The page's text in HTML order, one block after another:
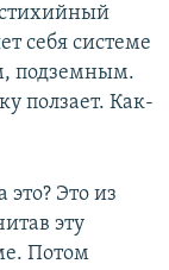
себя системе
подземным.
ползает. Как-
Это из
эту
Потом